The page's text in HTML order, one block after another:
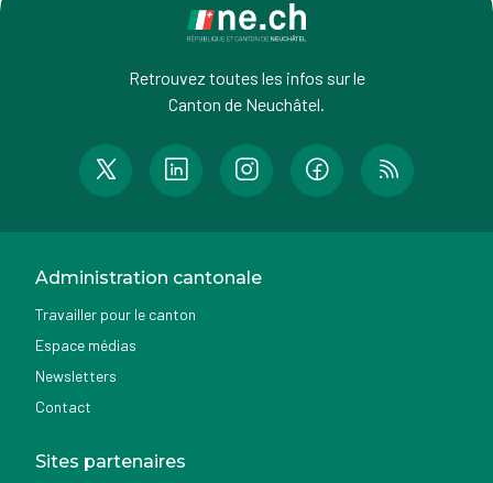
Retrouvez toutes les infos sur le
Canton de Neuchâtel.
Administration cantonale
Travailler pour le canton
Espace médias
Newsletters
Contact
Sites partenaires